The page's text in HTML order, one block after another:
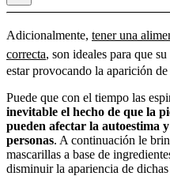
Adicionalmente, tener una
correcta, son ideales para que
estar provocando la aparición de
Puede que con el tiempo las
inevitable el hecho de que la
pueden afectar la autoestima
personas. A continuación le
mascarillas a base de
disminuir la apariencia de